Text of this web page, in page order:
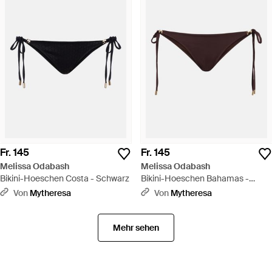
Fr. 145
Melissa Odabash
Bikini-Hoeschen Costa - Schwarz
Von Mytheresa
Fr. 145
Melissa Odabash
Bikini-Hoeschen Bahamas -
Braun
Von Mytheresa
Mehr sehen